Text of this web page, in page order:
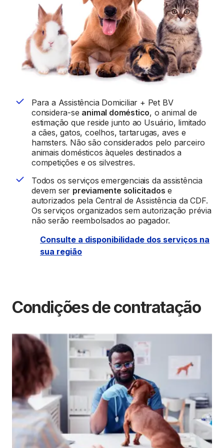
Vacinas em domicílio
Até 03 acionamentos por vigência.
Envio de ração em domicílio
Até 03 acionamentos por vigência.
Leva e traz para consultas, banho e tosa
01 acionamento por vigência.
Entenda melhor os serviços e exclusões
Para a Assistência Domiciliar + Pet BV
considera-se animal doméstico, o animal de
estimação que reside junto ao Usuário, limitado
a cães, gatos, coelhos, tartarugas, aves e
hamsters. Não são considerados pelo parceiro
animais domésticos àqueles destinados a
competições e os silvestres.
Todos os serviços emergenciais da assistência
devem ser previamente solicitados e
autorizados pela Central de Assistência da CDF.
Os serviços organizados sem autorização prévia
não serão reembolsados ao pagador.
Consulte a disponibilidade dos serviços na
sua região
Condições de contratação